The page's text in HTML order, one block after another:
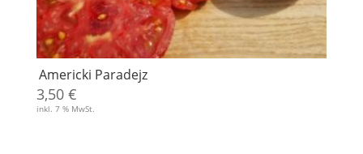
Americki Paradejz
3,50 €
inkl. 7 % MwSt.